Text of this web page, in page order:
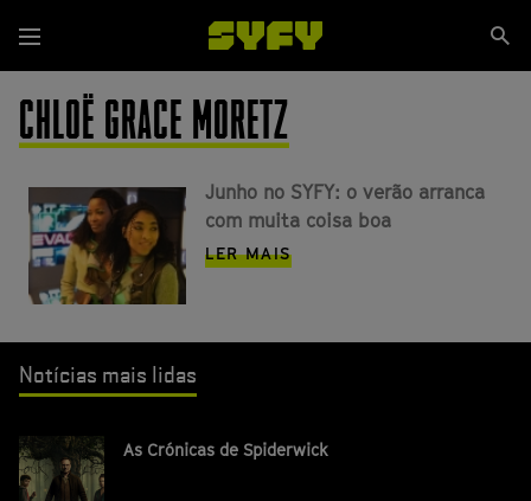
para
o
conteúdo
principal
Menu
CHLOË GRACE MORETZ
Junho no SYFY: o verão arranca
com muita coisa boa
LER MAIS
Notícias mais lidas
As Crónicas de Spiderwick